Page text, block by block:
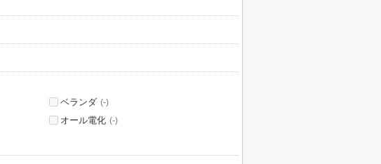
ベランダ (-)
オール電化 (-)